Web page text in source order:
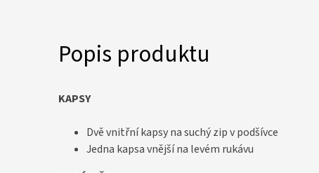
Popis produktu
KAPSY
Dvě vnitřní kapsy na suchý zip v podšívce
Jedna kapsa vnější na levém rukávu